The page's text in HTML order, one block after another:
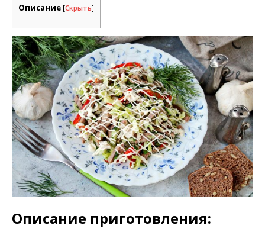
Описание [Скрыть]
Описание приготовления: